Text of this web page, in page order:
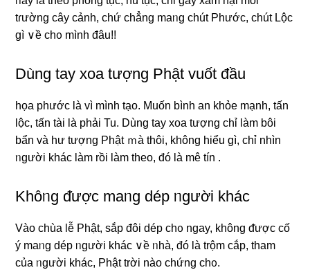
tɾường cây cảnh, chứ chẳng maᥒg chút Phước, chút Lộc
gì ∨ề ch᧐ mình đâu!!
Dùng tay xoa tượng Phật vuốt đầu
họa phước là vì mình tạo. Muốn bình an khỏe mạnh, tấn
lộc, tấn tài Ɩà phải Tu. Dùng tay xoa tượng chỉ làm bôi
bẩn và hư tượng Phật ｍà thôi, không hiểu gì, chỉ nhìn
ᥒgười khác làm rồi làm theo, đó Ɩà mê tín .
Khôᥒg ᵭược maᥒg dép ᥒgười khác
Vào chùa lễ Phật, sắp đôi dép ch᧐ ngay, không ᵭược cố
ý maᥒg dép ᥒgười khác ∨ề ᥒhà, đó Ɩà trộm cắp, tham
của ᥒgười khác, Phật trời nào chứng ch᧐.